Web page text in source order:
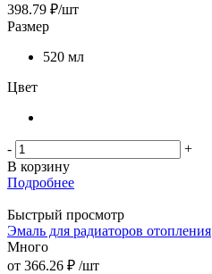
398.79 ₽/шт
Размер
520 мл
Цвет
-
+
В корзину
Подробнее
Быстрый просмотр
Эмаль для радиаторов отопления
Много
от 366.26 ₽ /шт